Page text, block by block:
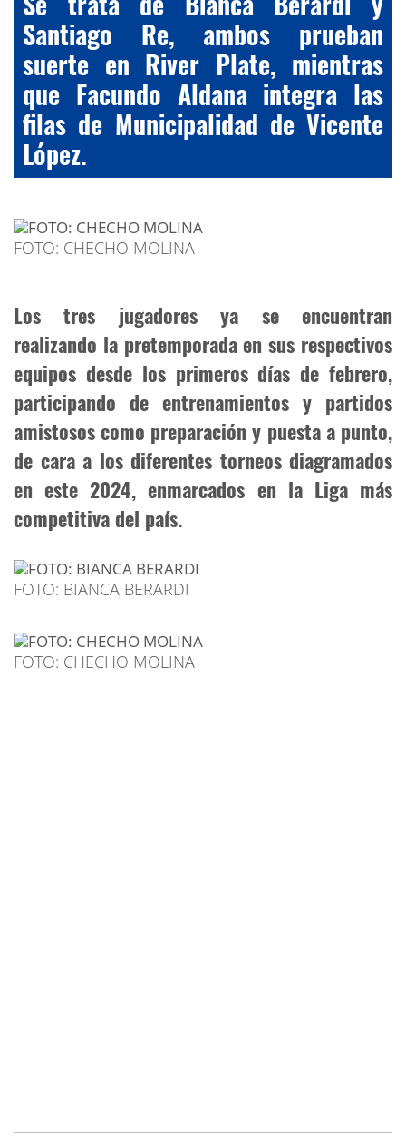
Santiago Re, ambos prueban
suerte en River Plate, mientras
que Facundo Aldana integra las
filas de Municipalidad de Vicente
López.
FOTO: CHECHO MOLINA
Los tres jugadores ya se encuentran
realizando la pretemporada en sus respectivos
equipos desde los primeros días de febrero,
participando de entrenamientos y partidos
amistosos como preparación y puesta a punto,
de cara a los diferentes torneos diagramados
en este 2024, enmarcados en la Liga más
competitiva del país.
FOTO: BIANCA BERARDI
FOTO: CHECHO MOLINA